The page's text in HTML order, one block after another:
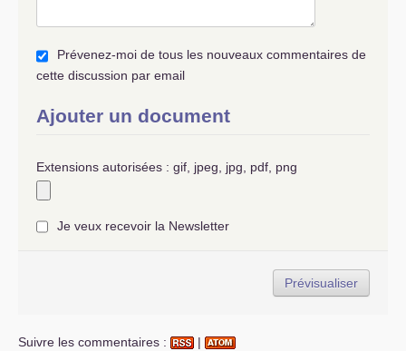
Prévenez-moi de tous les nouveaux commentaires de
cette discussion par email
Ajouter un document
Extensions autorisées : gif, jpeg, jpg, pdf, png
Je veux recevoir la Newsletter
Suivre les commentaires : |